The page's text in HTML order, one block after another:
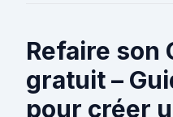
Refaire son
gratuit –
pour créer